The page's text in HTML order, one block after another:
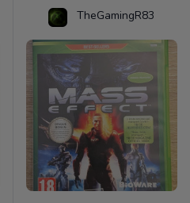
TheGamingR83